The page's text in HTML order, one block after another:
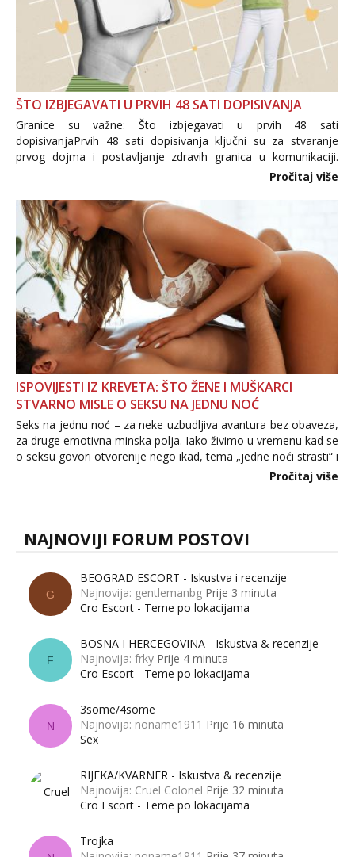
ŠTO IZBJEGAVATI U PRVIH 48 SATI DOPISIVANJA
Granice su važne: Što izbjegavati u prvih 48 sati
dopisivanjaPrvih 48 sati dopisivanja ključni su za stvaranje
prvog dojma i postavljanje zdravih granica u komunikaciji.
Važno je izbjeći prebrzo otkrivanje osobnih ili intimnih
informacija, jer nepoznata osoba još nije zaslužila to
povjerenje. Takođe...
Pročitaj više
ISPOVIJESTI IZ KREVETA: ŠTO ŽENE I MUŠKARCI
STVARNO MISLE O SEKSU NA JEDNU NOĆ
Seks na jednu noć – za neke uzbudljiva avantura bez obaveza,
za druge emotivna minska polja. Iako živimo u vremenu kad se
o seksu govori otvorenije nego ikad, tema „jedne noći strasti“ i
dalje izaziva burne rasprave. Što zapravo misle žene, a što
Pročitaj više
NAJNOVIJI FORUM POSTOVI
G
BEOGRAD ESCORT - Iskustva i recenzije
Najnovija: gentlemanbg Prije 3 minuta
Cro Escort - Teme po lokacijama
F
BOSNA I HERCEGOVINA - Iskustva & recenzije
Najnovija: frky Prije 4 minuta
Cro Escort - Teme po lokacijama
N
3some/4some
Najnovija: noname1911 Prije 16 minuta
Sex
RIJEKA/KVARNER - Iskustva & recenzije
Najnovija: Cruel Colonel Prije 32 minuta
Cro Escort - Teme po lokacijama
Trojka